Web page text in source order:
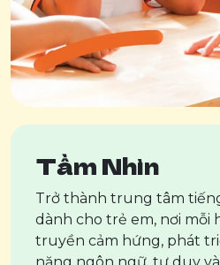
Tầm Nhìn
Trở thành trung tâm
dành cho trẻ em, nơi mỗi
truyền cảm hứng, phát